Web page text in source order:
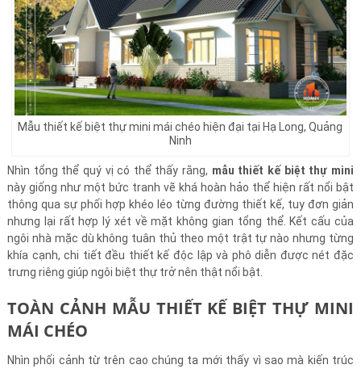
Mẫu thiết kế biệt thự mini mái chéo hiện đại tại Hạ Long, Quảng
Ninh
Nhìn tổng thể quý vị có thể thấy rằng, mẫu thiết kế biệt thự mini
này giống như một bức tranh vẽ khá hoàn hảo thể hiện rất nổi bật
thông qua sự phối hợp khéo léo từng đường thiết kế, tuy đơn giản
nhưng lại rất hợp lý xét về mặt không gian tổng thể. Kết cấu của
ngôi nhà mặc dù không tuân thủ theo một trật tự nào nhưng từng
khía cạnh, chi tiết đều thiết kế độc lập và phô diễn được nét đặc
trưng riêng giúp ngôi biệt thự trở nên thật nổi bật.
TOÀN CẢNH MẪU THIẾT KẾ BIỆT THỰ MINI
MÁI CHÉO
Nhìn phối cảnh từ trên cao chúng ta mới thấy vì sao mà kiến trúc